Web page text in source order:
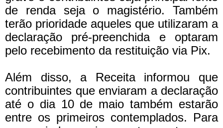
de renda seja o magistério. Também
terão prioridade aqueles que utilizaram a
declaração pré-preenchida e optaram
pelo recebimento da restituição via Pix.
Além disso, a Receita informou que
contribuintes que enviaram a declaração
até o dia 10 de maio também estarão
entre os primeiros contemplados. Para